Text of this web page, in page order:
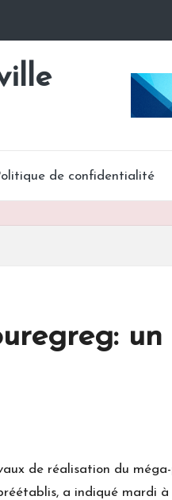
de confidentialité
de réalisation du
a indiqué mardi